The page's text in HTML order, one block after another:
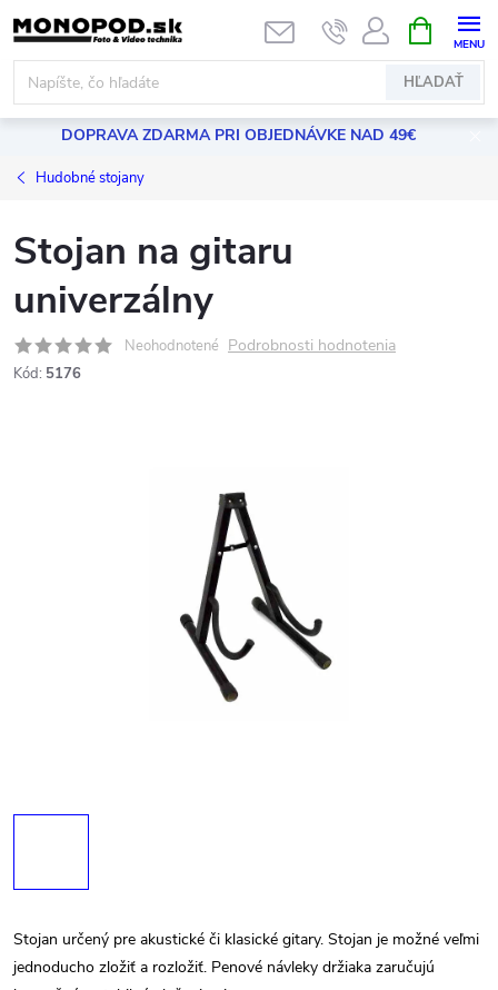
Prejsť
na
obsah
HĽADAŤ
KOŠÍK
DOPRAVA ZDARMA PRI OBJEDNÁVKE NAD 49€
Hudobné stojany
Stojan na gitaru
univerzálny
Neohodnotené Podrobnosti hodnotenia
Kód: 5176
Stojan určený pre akustické či klasické gitary. Stojan je možné veľmi
jednoducho zložiť a rozložiť. Penové návleky držiaka zaručujú